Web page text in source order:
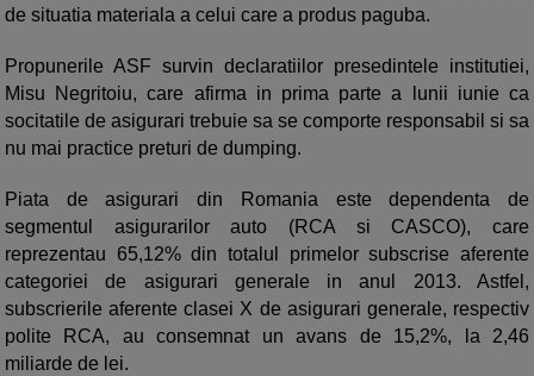
de situatia materiala a celui care a produs paguba.
Propunerile ASF survin declaratiilor presedintele institutiei,
Misu Negritoiu, care afirma in prima parte a lunii iunie ca
socitatile de asigurari trebuie sa se comporte responsabil si sa
nu mai practice preturi de dumping.
Piata de asigurari din Romania este dependenta de
segmentul asigurarilor auto (RCA si CASCO), care
reprezentau 65,12% din totalul primelor subscrise aferente
categoriei de asigurari generale in anul 2013. Astfel,
subscrierile aferente clasei X de asigurari generale, respectiv
polite RCA, au consemnat un avans de 15,2%, la 2,46
miliarde de lei.